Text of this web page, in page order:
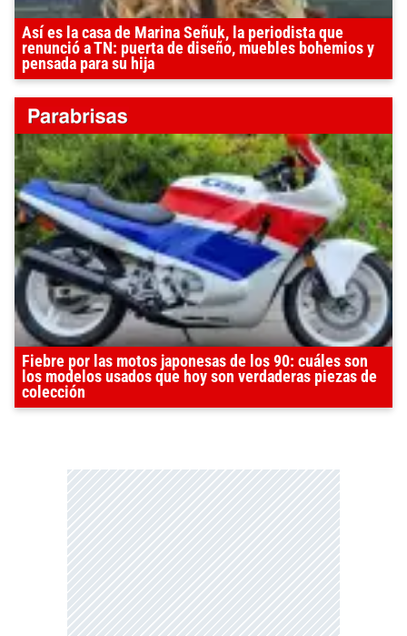
Así es la casa de Marina Señuk, la periodista que
renunció a TN: puerta de diseño, muebles bohemios y
pensada para su hija
Fiebre por las motos japonesas de los 90: cuáles son
los modelos usados que hoy son verdaderas piezas de
colección